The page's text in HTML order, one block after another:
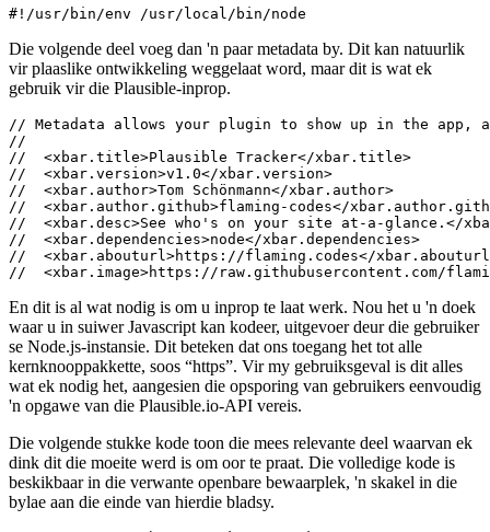
dink dit die moeite werd is om oor te praat. Die volledige kode is
beskikbaar in die verwante openbare bewaarplek, 'n skakel in die
bylae aan die einde van hierdie bladsy.
// Here you see how to make network
// requests with 'https'-only.
// This is a native node-lib that
// works w/ data streams, as you'll see.
const https = require("https");
// Those have to edited by the
// user directly in the file,
// after it has been downloaded
const SITE_ID = "";
const API_KEY = "";
// ... other code ...
async function fetcher() {
  return new Promise((resolve, reject) => {
    const request = {
      host: "plausible.flaming.codes",
path: `/api/v1/stats/realtime/
      method: "GET",
      headers: {